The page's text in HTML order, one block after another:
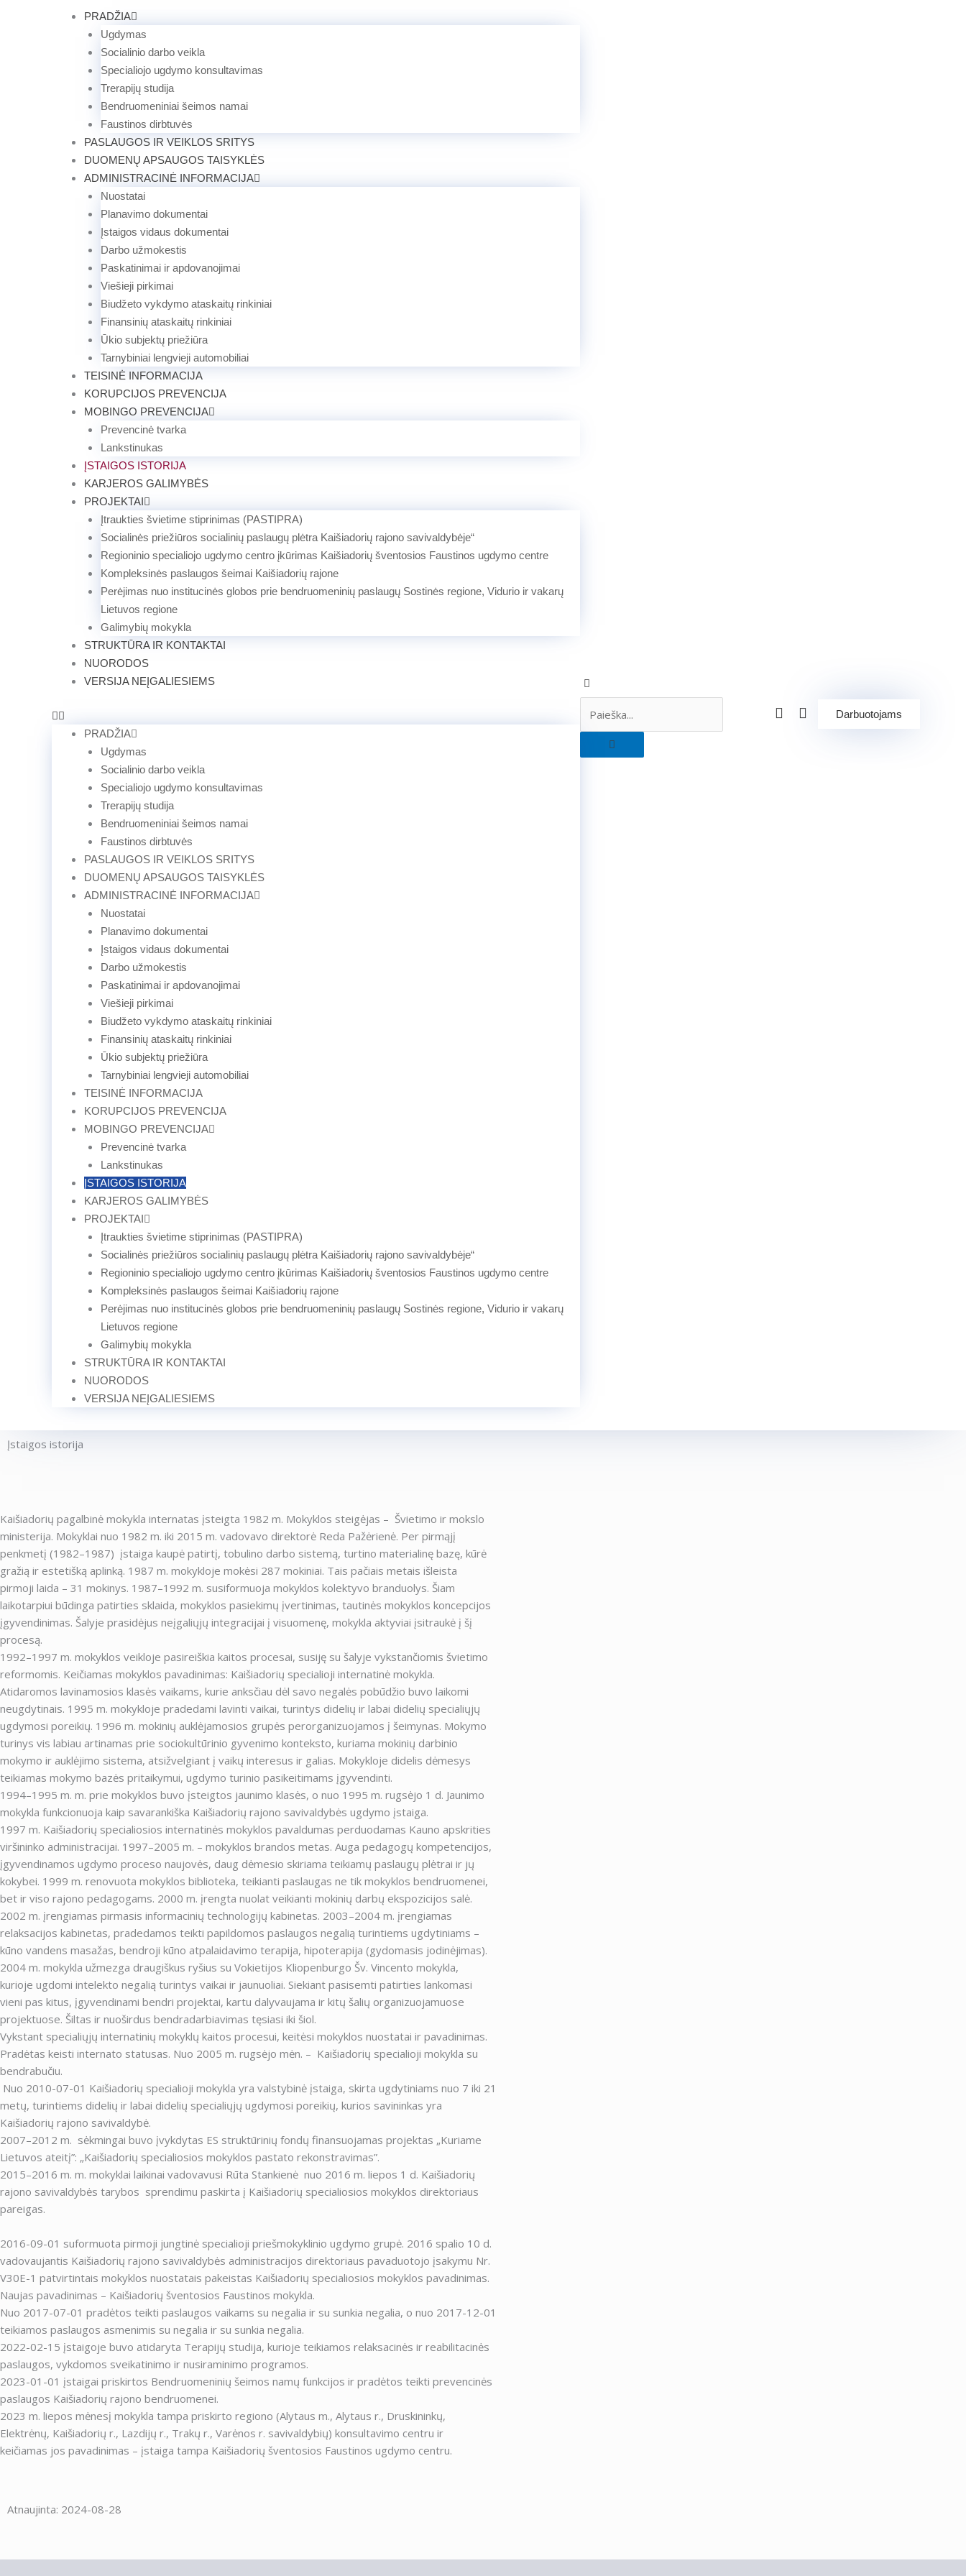
PRADŽIA
Ugdymas
Socialinio darbo veikla
Specialiojo ugdymo konsultavimas
Trerapijų studija
Bendruomeniniai šeimos namai
Faustinos dirbtuvės
PASLAUGOS IR VEIKLOS SRITYS
DUOMENŲ APSAUGOS TAISYKLĖS
ADMINISTRACINĖ INFORMACIJA
Nuostatai
Planavimo dokumentai
Įstaigos vidaus dokumentai
Darbo užmokestis
Paskatinimai ir apdovanojimai
Viešieji pirkimai
Biudžeto vykdymo ataskaitų rinkiniai
Finansinių ataskaitų rinkiniai
Ūkio subjektų priežiūra
Tarnybiniai lengvieji automobiliai
TEISINĖ INFORMACIJA
KORUPCIJOS PREVENCIJA
MOBINGO PREVENCIJA
Prevencinė tvarka
Lankstinukas
ĮSTAIGOS ISTORIJA
KARJEROS GALIMYBĖS
PROJEKTAI
Įtraukties švietime stiprinimas (PASTIPRA)
Socialinės priežiūros socialinių paslaugų plėtra Kaišiadorių rajono savivaldybėje“
Regioninio specialiojo ugdymo centro įkūrimas Kaišiadorių šventosios Faustinos ugdymo centre
Kompleksinės paslaugos šeimai Kaišiadorių rajone
Perėjimas nuo institucinės globos prie bendruomeninių paslaugų Sostinės regione, Vidurio ir vakarų
Lietuvos regione
Galimybių mokykla
STRUKTŪRA IR KONTAKTAI
NUORODOS
VERSIJA NEĮGALIESIEMS
PRADŽIA
Ugdymas
Socialinio darbo veikla
Specialiojo ugdymo konsultavimas
Trerapijų studija
Bendruomeniniai šeimos namai
Faustinos dirbtuvės
PASLAUGOS IR VEIKLOS SRITYS
DUOMENŲ APSAUGOS TAISYKLĖS
ADMINISTRACINĖ INFORMACIJA
Nuostatai
Planavimo dokumentai
Įstaigos vidaus dokumentai
Darbo užmokestis
Paskatinimai ir apdovanojimai
Viešieji pirkimai
Biudžeto vykdymo ataskaitų rinkiniai
Finansinių ataskaitų rinkiniai
Ūkio subjektų priežiūra
Tarnybiniai lengvieji automobiliai
TEISINĖ INFORMACIJA
KORUPCIJOS PREVENCIJA
MOBINGO PREVENCIJA
Prevencinė tvarka
Lankstinukas
ĮSTAIGOS ISTORIJA
KARJEROS GALIMYBĖS
PROJEKTAI
Įtraukties švietime stiprinimas (PASTIPRA)
Socialinės priežiūros socialinių paslaugų plėtra Kaišiadorių rajono savivaldybėje“
Regioninio specialiojo ugdymo centro įkūrimas Kaišiadorių šventosios Faustinos ugdymo centre
Kompleksinės paslaugos šeimai Kaišiadorių rajone
Perėjimas nuo institucinės globos prie bendruomeninių paslaugų Sostinės regione, Vidurio ir vakarų
Lietuvos regione
Galimybių mokykla
STRUKTŪRA IR KONTAKTAI
NUORODOS
VERSIJA NEĮGALIESIEMS
Darbuotojams
Įstaigos istorija
Kaišiadorių pagalbinė mokykla internatas įsteigta 1982 m. Mokyklos steigėjas – Švietimo ir mokslo
ministerija. Mokyklai nuo 1982 m. iki 2015 m. vadovavo direktorė Reda Pažėrienė. Per pirmąjį
penkmetį (1982–1987) įstaiga kaupė patirtį, tobulino darbo sistemą, turtino materialinę bazę, kūrė
gražią ir estetišką aplinką. 1987 m. mokykloje mokėsi 287 mokiniai. Tais pačiais metais išleista
pirmoji laida – 31 mokinys. 1987–1992 m. susiformuoja mokyklos kolektyvo branduolys. Šiam
laikotarpiui būdinga patirties sklaida, mokyklos pasiekimų įvertinimas, tautinės mokyklos koncepcijos
įgyvendinimas. Šalyje prasidėjus neįgaliųjų integracijai į visuomenę, mokykla aktyviai įsitraukė į šį
procesą.
1992–1997 m. mokyklos veikloje pasireiškia kaitos procesai, susiję su šalyje vykstančiomis švietimo
reformomis. Keičiamas mokyklos pavadinimas: Kaišiadorių specialioji internatinė mokykla.
Atidaromos lavinamosios klasės vaikams, kurie anksčiau dėl savo negalės pobūdžio buvo laikomi
neugdytinais. 1995 m. mokykloje pradedami lavinti vaikai, turintys didelių ir labai didelių specialiųjų
ugdymosi poreikių. 1996 m. mokinių auklėjamosios grupės perorganizuojamos į šeimynas. Mokymo
turinys vis labiau artinamas prie sociokultūrinio gyvenimo konteksto, kuriama mokinių darbinio
mokymo ir auklėjimo sistema, atsižvelgiant į vaikų interesus ir galias. Mokykloje didelis dėmesys
teikiamas mokymo bazės pritaikymui, ugdymo turinio pasikeitimams įgyvendinti.
1994–1995 m. m. prie mokyklos buvo įsteigtos jaunimo klasės, o nuo 1995 m. rugsėjo 1 d. Jaunimo
mokykla funkcionuoja kaip savarankiška Kaišiadorių rajono savivaldybės ugdymo įstaiga.
1997 m. Kaišiadorių specialiosios internatinės mokyklos pavaldumas perduodamas Kauno apskrities
viršininko administracijai. 1997–2005 m. – mokyklos brandos metas. Auga pedagogų kompetencijos,
įgyvendinamos ugdymo proceso naujovės, daug dėmesio skiriama teikiamų paslaugų plėtrai ir jų
kokybei. 1999 m. renovuota mokyklos biblioteka, teikianti paslaugas ne tik mokyklos bendruomenei,
bet ir viso rajono pedagogams. 2000 m. įrengta nuolat veikianti mokinių darbų ekspozicijos salė.
2002 m. įrengiamas pirmasis informacinių technologijų kabinetas. 2003–2004 m. įrengiamas
relaksacijos kabinetas, pradedamos teikti papildomos paslaugos negalią turintiems ugdytiniams –
kūno vandens masažas, bendroji kūno atpalaidavimo terapija, hipoterapija (gydomasis jodinėjimas).
2004 m. mokykla užmezga draugiškus ryšius su Vokietijos Kliopenburgo Šv. Vincento mokykla,
kurioje ugdomi intelekto negalią turintys vaikai ir jaunuoliai. Siekiant pasisemti patirties lankomasi
vieni pas kitus, įgyvendinami bendri projektai, kartu dalyvaujama ir kitų šalių organizuojamuose
projektuose. Šiltas ir nuoširdus bendradarbiavimas tęsiasi iki šiol.
Vykstant specialiųjų internatinių mokyklų kaitos procesui, keitėsi mokyklos nuostatai ir pavadinimas.
Pradėtas keisti internato statusas. Nuo 2005 m. rugsėjo mėn. – Kaišiadorių specialioji mokykla su
bendrabučiu.
Nuo 2010-07-01 Kaišiadorių specialioji mokykla yra valstybinė įstaiga, skirta ugdytiniams nuo 7 iki 21
metų, turintiems didelių ir labai didelių specialiųjų ugdymosi poreikių, kurios savininkas yra
Kaišiadorių rajono savivaldybė.
2007–2012 m. sėkmingai buvo įvykdytas ES struktūrinių fondų finansuojamas projektas „Kuriame
Lietuvos ateitį”: „Kaišiadorių specialiosios mokyklos pastato rekonstravimas”.
2015–2016 m. m. mokyklai laikinai vadovavusi Rūta Stankienė nuo 2016 m. liepos 1 d. Kaišiadorių
rajono savivaldybės tarybos sprendimu paskirta į Kaišiadorių specialiosios mokyklos direktoriaus
pareigas.
2016-09-01 suformuota pirmoji jungtinė specialioji priešmokyklinio ugdymo grupė. 2016 spalio 10 d.
vadovaujantis Kaišiadorių rajono savivaldybės administracijos direktoriaus pavaduotojo įsakymu Nr.
V30E-1 patvirtintais mokyklos nuostatais pakeistas Kaišiadorių specialiosios mokyklos pavadinimas.
Naujas pavadinimas – Kaišiadorių šventosios Faustinos mokykla.
Nuo 2017-07-01 pradėtos teikti paslaugos vaikams su negalia ir su sunkia negalia, o nuo 2017-12-01
teikiamos paslaugos asmenimis su negalia ir su sunkia negalia.
2022-02-15 įstaigoje buvo atidaryta Terapijų studija, kurioje teikiamos relaksacinės ir reabilitacinės
paslaugos, vykdomos sveikatinimo ir nusiraminimo programos.
2023-01-01 įstaigai priskirtos Bendruomeninių šeimos namų funkcijos ir pradėtos teikti prevencinės
paslaugos Kaišiadorių rajono bendruomenei.
2023 m. liepos mėnesį mokykla tampa priskirto regiono (Alytaus m., Alytaus r., Druskininkų,
Elektrėnų, Kaišiadorių r., Lazdijų r., Trakų r., Varėnos r. savivaldybių) konsultavimo centru ir
keičiamas jos pavadinimas – įstaiga tampa Kaišiadorių šventosios Faustinos ugdymo centru.
Atnaujinta: 2024-08-28